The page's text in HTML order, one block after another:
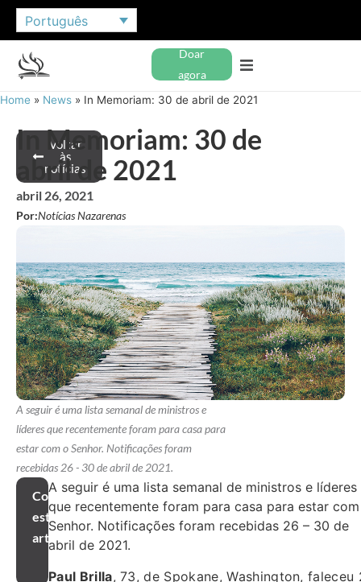
Português
Doar
agora
Home » News » In Memoriam: 30 de abril de 2021
Voltar
às
notícias
In Memoriam: 30 de
abril de 2021
abril 26, 2021
Por:Notícias Nazarenas
A seguir é uma lista semanal de ministros e
líderes que recentemente foram para casa para
estar com o Senhor. Notificações foram
recebidas 26 - 30 de abril de 2021.
Compartilhar
este
artigo
A seguir é uma lista semanal de ministros e líderes
que recentemente foram para casa para estar
Senhor. Notificações foram recebidas 26 – 30 de
abril de 2021.
Paul Brilla, 73, de Spokane, Washington, faleceu